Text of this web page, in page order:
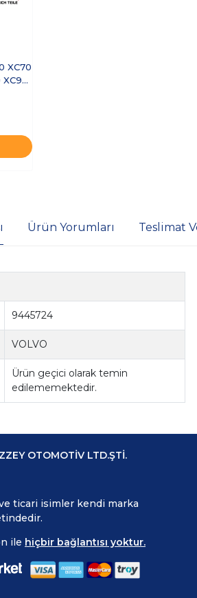
XC70
Ürün Yorumları Teslimat
9445724
VOLVO
Ürün geçici olarak temin
edilememektedir.
OTOMOTİV LTD.ŞTİ.
ticari isimler kendi marka
ile hiçbir bağlantısı yoktur.